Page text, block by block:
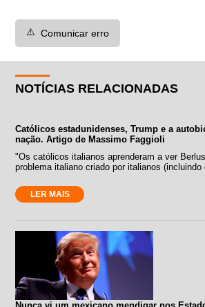
⚠️ Comunicar erro
NOTÍCIAS RELACIONADAS
Católicos estadunidenses, Trump e a
nação. Artigo de Massimo Faggioli
"Os católicos italianos aprenderam a ver
problema italiano criado por italianos
LER MAIS